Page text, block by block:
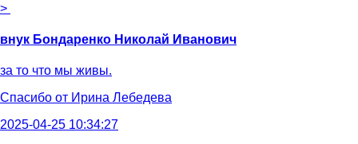
>
внук Бондаренко Николай Иванович
за то что мы живы.
Спасибо от Ирина Лебедева
2025-04-25 10:34:27